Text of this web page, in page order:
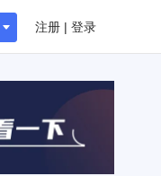
注册 | 登录